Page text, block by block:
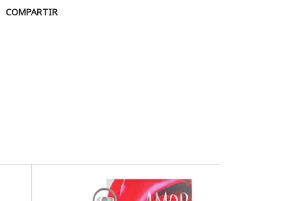
COMPARTIR